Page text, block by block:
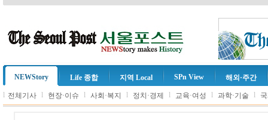
NEWStory Life 종합 지역 Local SPn View 해외·주간
l 전체기사 l 현장·이슈 l 사회·복지 l 정치·경제 l 교육·여성 l 과학·기술 l